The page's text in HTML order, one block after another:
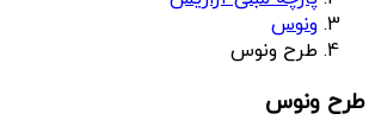
ونوس
طرح ونوس
طرح ونوس